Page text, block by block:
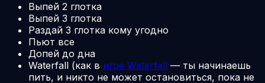
Выпей 2 глотка
Выпей 3 глотка
Раздай 3 глотка кому угодно
Пьют все
Допей до дна
Waterfall (как в игре Waterfall — ты начинаешь
пить, и никто не может остановиться, пока не